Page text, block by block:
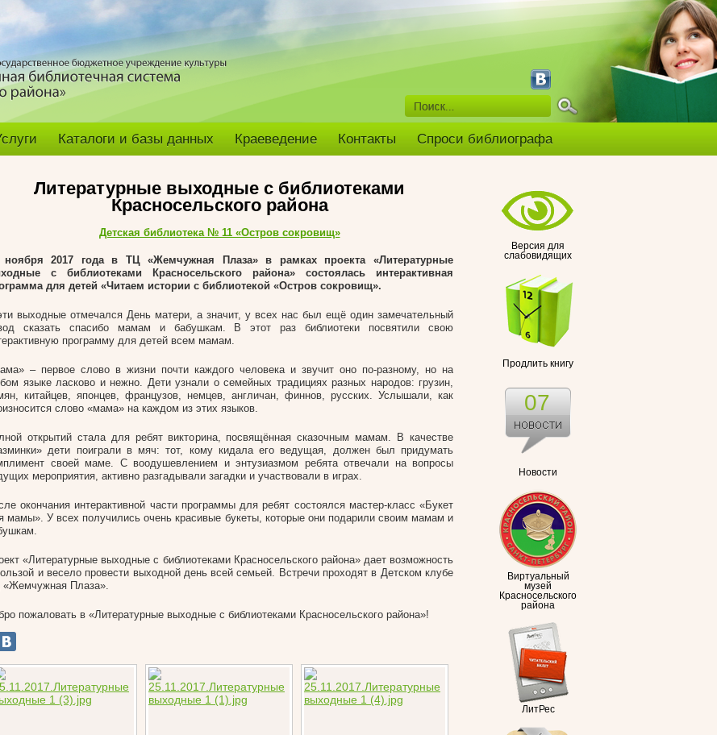
Каталоги и базы данных Краеведение Контакты Спроси библиографа
Версия для
слабовидящих
Продлить книгу
Новости
07
Виртуальный
музей
Красносельского
района
ЛитРес
Литературные выходные с библиотеками
Красносельского района
Детская библиотека № 11 «Остров сокровищ»
ноября 2017 года в ТЦ «Жемчужная Плаза» в рамках проекта «Литературные
с библиотеками Красносельского района» состоялась интерактивная
для детей «Читаем истории с библиотекой «Остров сокровищ».
выходные отмечался День матери, а значит, у всех нас был ещё один замечательный
сказать спасибо мамам и бабушкам. В этот раз библиотеки посвятили свою
программу для детей всем мамам.
– первое слово в жизни почти каждого человека и звучит оно по-разному, но на
языке ласково и нежно. Дети узнали о семейных традициях разных народов: грузин,
китайцев, японцев, французов, немцев, англичан, финнов, русских. Услышали, как
слово «мама» на каждом из этих языков.
открытий стала для ребят викторина, посвящённая сказочным мамам. В качестве
дети поиграли в мяч: тот, кому кидала его ведущая, должен был придумать
своей маме. С воодушевлением и энтузиазмом ребята отвечали на вопросы
мероприятия, активно разгадывали загадки и участвовали в играх.
окончания интерактивной части программы для ребят состоялся мастер-класс «Букет
мамы». У всех получились очень красивые букеты, которые они подарили своим мамам и
«Литературные выходные с библиотеками Красносельского района» дает возможность
и весело провести выходной день всей семьей. Встречи проходят в Детском клубе
Плаза».
пожаловать в «Литературные выходные с библиотеками Красносельского района»!